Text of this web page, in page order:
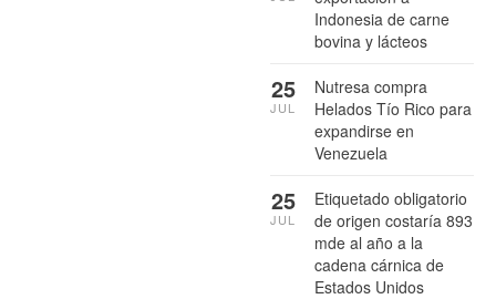
Indonesia de carne
bovina y lácteos
Nutresa compra
Helados Tío Rico para
expandirse en
Venezuela
25
JUL
Etiquetado obligatorio
de origen costaría 893
mde al año a la
cadena cárnica de
Estados Unidos
25
JUL